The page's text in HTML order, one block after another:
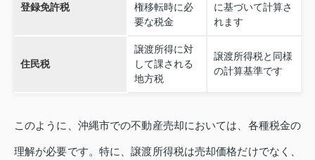
登録免許税
権移転時に必
要な税金
に基づいて計算さ
れます
住民税
譲渡所得に対
して課される
地方税
譲渡所得税と同様
の計算基準です
このように、沖縄市での不動産売却においては、各種税金の
理解が必要です。特に、譲渡所得税は売却価格だけでなく、